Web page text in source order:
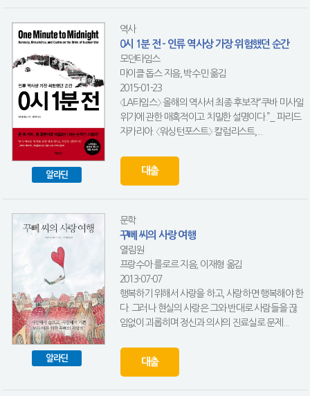
알라딘
역사
0시 1분 전 - 인류 역사상 가장 위험했던 순간
모던타임스
마이클 돕스 지음, 박수민 옮김
2015-01-23
〈LA타임스〉 올해의 역사서 최종 후보작“쿠바 미사일
위기에 관한 매혹적이고 치밀한 설명이다.”_ 파리드
자카리아. 〈워싱턴포스트〉 칼럼리스트,...
대출
알라딘
문학
꾸뻬 씨의 사랑 여행
열림원
프랑수아 를로르 지음, 이재형 옮김
2013-07-07
행복하기 위해서 사랑을 하고, 사랑하면 행복해야 한
다. 그러나 현실의 사랑은 그와 반대로 사람들을 끊
임없이 괴롭히며 정신과 의사의 진료실로 문제...
대출